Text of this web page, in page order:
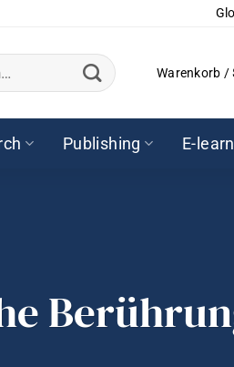
Warenkorb /
Publishing E-